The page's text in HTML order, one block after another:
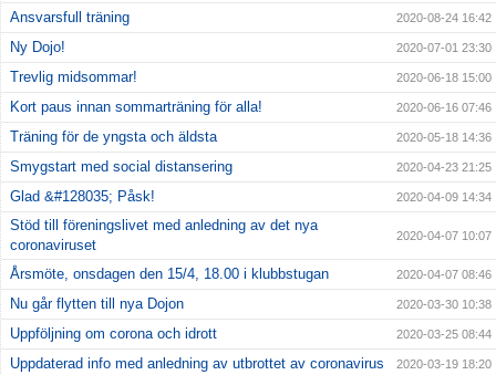
Ansvarsfull träning 2020-08-24 16:42
Ny Dojo! 2020-07-01 23:30
Trevlig midsommar! 2020-06-18 15:00
Kort paus innan sommarträning för alla! 2020-06-16 07:46
Träning för de yngsta och äldsta 2020-05-18 14:36
Smygstart med social distansering 2020-04-23 21:25
Glad &#128035; Påsk! 2020-04-09 14:34
Stöd till föreningslivet med anledning av det nya
coronaviruset
2020-04-07 10:07
Årsmöte, onsdagen den 15/4, 18.00 i klubbstugan 2020-04-07 08:46
Nu går flytten till nya Dojon 2020-03-30 10:38
Uppföljning om corona och idrott 2020-03-25 08:44
Uppdaterad info med anledning av utbrottet av coronavirus 2020-03-19 18:20